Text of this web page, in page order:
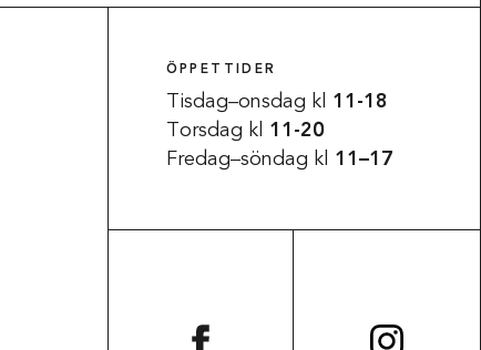
ÖPPETTIDER
Tisdag–onsdag kl 11-18
Torsdag kl 11-20
Fredag–söndag kl 11–17